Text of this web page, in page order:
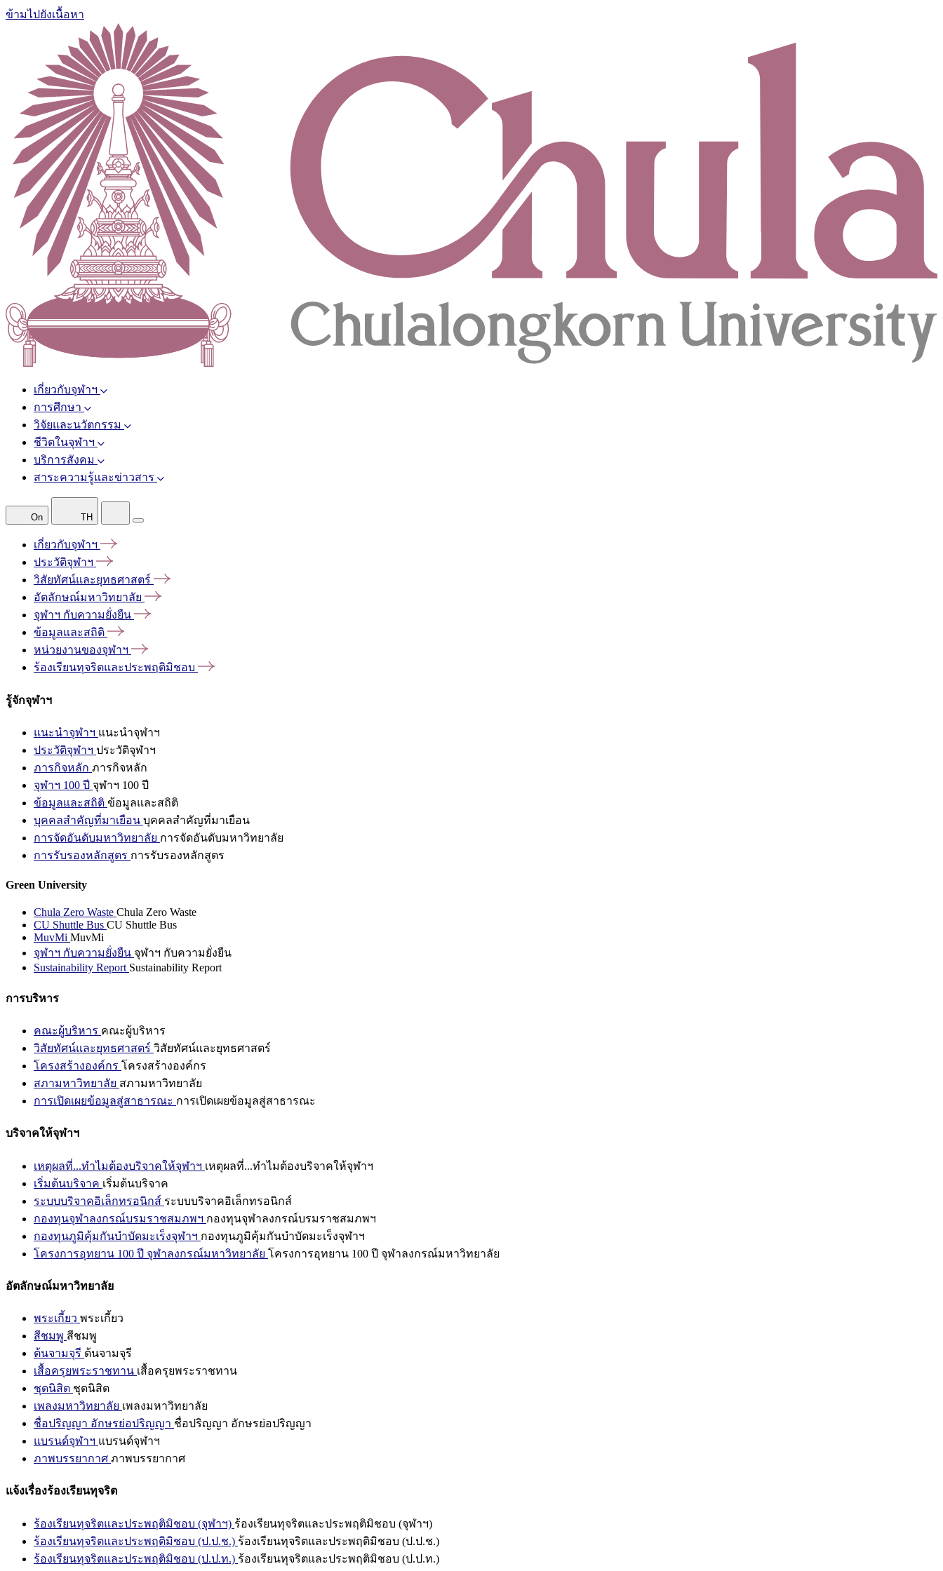
ข้ามไปยังเนื้อหา
เกี่ยวกับจุฬาฯ
การศึกษา
วิจัยและนวัตกรรม
ชีวิตในจุฬาฯ
บริการสังคม
สาระความรู้และข่าวสาร
On TH
เกี่ยวกับจุฬาฯ
ประวัติจุฬาฯ
วิสัยทัศน์และยุทธศาสตร์
อัตลักษณ์มหาวิทยาลัย
จุฬาฯ กับความยั่งยืน
ข้อมูลและสถิติ
หน่วยงานของจุฬาฯ
ร้องเรียนทุจริตและประพฤติมิชอบ
รู้จักจุฬาฯ
แนะนำจุฬาฯ แนะนำจุฬาฯ
ประวัติจุฬาฯ ประวัติจุฬาฯ
ภารกิจหลัก ภารกิจหลัก
จุฬาฯ 100 ปี จุฬาฯ 100 ปี
ข้อมูลและสถิติ ข้อมูลและสถิติ
บุคคลสำคัญที่มาเยือน บุคคลสำคัญที่มาเยือน
การจัดอันดับมหาวิทยาลัย การจัดอันดับมหาวิทยาลัย
การรับรองหลักสูตร การรับรองหลักสูตร
Green University
Chula Zero Waste Chula Zero Waste
CU Shuttle Bus CU Shuttle Bus
MuvMi MuvMi
จุฬาฯ กับความยั่งยืน จุฬาฯ กับความยั่งยืน
Sustainability Report Sustainability Report
การบริหาร
คณะผู้บริหาร คณะผู้บริหาร
วิสัยทัศน์และยุทธศาสตร์ วิสัยทัศน์และยุทธศาสตร์
โครงสร้างองค์กร โครงสร้างองค์กร
สภามหาวิทยาลัย สภามหาวิทยาลัย
การเปิดเผยข้อมูลสู่สาธารณะ การเปิดเผยข้อมูลสู่สาธารณะ
บริจาคให้จุฬาฯ
เหตุผลที่...ทำไมต้องบริจาคให้จุฬาฯ เหตุผลที่...ทำไมต้องบริจาคให้จุฬาฯ
เริ่มต้นบริจาค เริ่มต้นบริจาค
ระบบบริจาคอิเล็กทรอนิกส์ ระบบบริจาคอิเล็กทรอนิกส์
กองทุนจุฬาลงกรณ์บรมราชสมภพฯ กองทุนจุฬาลงกรณ์บรมราชสมภพฯ
กองทุนภูมิคุ้มกันบำบัดมะเร็งจุฬาฯ กองทุนภูมิคุ้มกันบำบัดมะเร็งจุฬาฯ
โครงการอุทยาน 100 ปี จุฬาลงกรณ์มหาวิทยาลัย โครงการอุทยาน 100 ปี จุฬาลงกรณ์มหาวิทยาลัย
อัตลักษณ์มหาวิทยาลัย
พระเกี้ยว พระเกี้ยว
สีชมพู สีชมพู
ต้นจามจุรี ต้นจามจุรี
เสื้อครุยพระราชทาน เสื้อครุยพระราชทาน
ชุดนิสิต ชุดนิสิต
เพลงมหาวิทยาลัย เพลงมหาวิทยาลัย
ชื่อปริญญา อักษรย่อปริญญา ชื่อปริญญา อักษรย่อปริญญา
แบรนด์จุฬาฯ แบรนด์จุฬาฯ
ภาพบรรยากาศ ภาพบรรยากาศ
แจ้งเรื่องร้องเรียนทุจริต
ร้องเรียนทุจริตและประพฤติมิชอบ (จุฬาฯ) ร้องเรียนทุจริตและประพฤติมิชอบ (จุฬาฯ)
ร้องเรียนทุจริตและประพฤติมิชอบ (ป.ป.ช.) ร้องเรียนทุจริตและประพฤติมิชอบ (ป.ป.ช.)
ร้องเรียนทุจริตและประพฤติมิชอบ (ป.ป.ท.) ร้องเรียนทุจริตและประพฤติมิชอบ (ป.ป.ท.)